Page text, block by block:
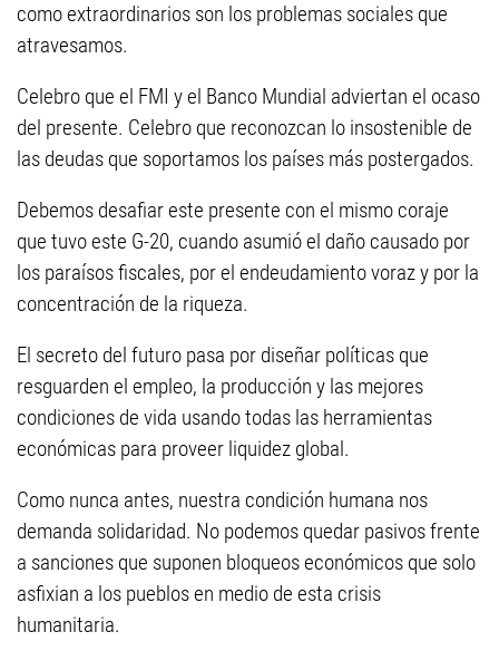
como extraordinarios son los problemas sociales que
atravesamos.
Celebro que el FMI y el Banco Mundial adviertan el ocaso
del presente. Celebro que reconozcan lo insostenible de
las deudas que soportamos los países más postergados.
Debemos desafiar este presente con el mismo coraje
que tuvo este G-20, cuando asumió el daño causado por
los paraísos fiscales, por el endeudamiento voraz y por la
concentración de la riqueza.
El secreto del futuro pasa por diseñar políticas que
resguarden el empleo, la producción y las mejores
condiciones de vida usando todas las herramientas
económicas para proveer liquidez global.
Como nunca antes, nuestra condición humana nos
demanda solidaridad. No podemos quedar pasivos frente
a sanciones que suponen bloqueos económicos que solo
asfixian a los pueblos en medio de esta crisis
humanitaria.